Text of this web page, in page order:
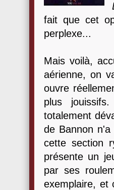
fait que cet
perplexe...
Mais voilà,
aérienne, on
ouvre
plus
totalement
de Bannon
cette section
présente un
par ses
exemplaire, et